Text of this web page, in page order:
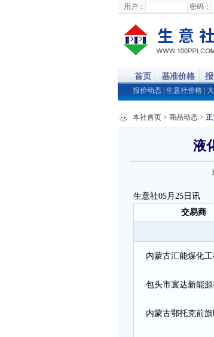
用户： 密码：
首页 基准价格
报价动态 生意社价格
本社首页 > 商品动态 >
液
生意社05月25日讯
交易商
内蒙古汇能煤化工
包头市寰达新能
公司
内蒙古鄂托克前